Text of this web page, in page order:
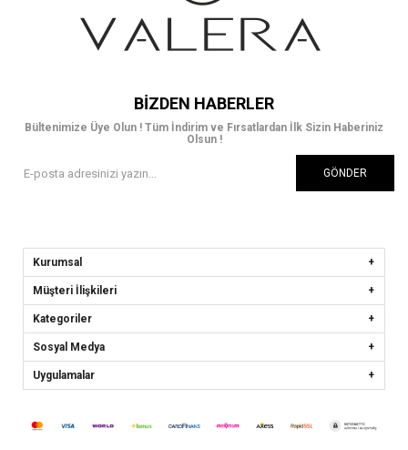
BIZDEN HABERLER
Bültenimize Üye Olun ! Tüm İndirim ve Fırsatlardan İlk Sizin Haberiniz
Olsun !
GÖNDER
Kurumsal
Müşteri İlişkileri
Kategoriler
Sosyal Medya
Uygulamalar